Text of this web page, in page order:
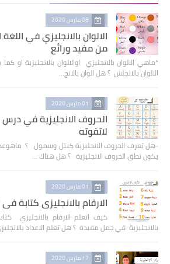
08 مارس 2020
الالوان بالانجليزي في
من مفيد ورائع
*ماهي الالوان بالانجليزي اوالالوان بالانجليزية
الالوان بالانجلش ؟ هل الوان بالانج…
01 مارس 2020
الحروف الانجليزية في
لاتفوته
-هل تعرف الحروف الانجليزية كبتل وسمول ؟
يكون نطق الحروف الانجليزية ؟ هل هناك …
01 مارس 2020
الارقام بالانجليزي كتابة
كيف اتعلم الارقام بالانجليزي
بالانجليزية في جمل مفيدة ؟ هل تعلم الاعداد
17 مارس 2020